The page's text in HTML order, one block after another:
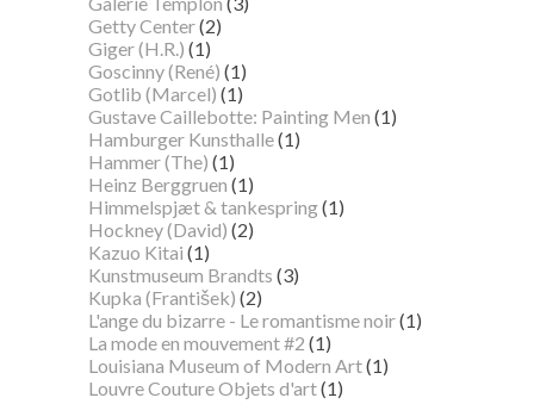
Getty Center(2)
Giger (H.R.) (1)
Goscinny (René) (1)
Gotlib (Marcel) (1)
Gustave Caillebotte: Painting Men (1)
Hamburger Kunsthalle(1)
Hammer (The) (1)
Heinz Berggruen (1)
Himmelspjæt & tankespring(1)
Hockney (David) (2)
Kazuo Kitai (1)
Kunstmuseum Brandts (3)
Kupka (František) (2)
L'ange du bizarre - Le romantisme noir(1)
La mode en mouvement #2 (1)
Louisiana Museum of Modern Art(1)
Louvre Couture Objets d'art(1)